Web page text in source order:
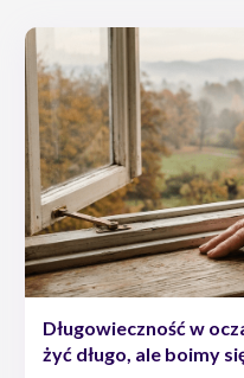
Długowieczność w
żyć długo, ale boimy